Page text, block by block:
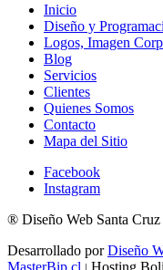
Inicio
Diseño y
Logos, Imagen
Blog
Servicios
Clientes
Quienes Somos
Contacto
Mapa del Sitio
Facebook
Instagram
® Diseño Web Santa Cruz
Desarrollado porDiseño
MasterBip.cl
Hosting